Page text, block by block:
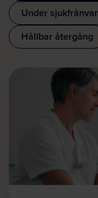
Under
Hållbar återgång